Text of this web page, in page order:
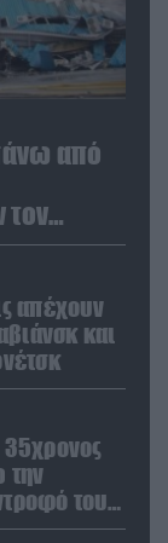
από
απέχουν
και
την
του